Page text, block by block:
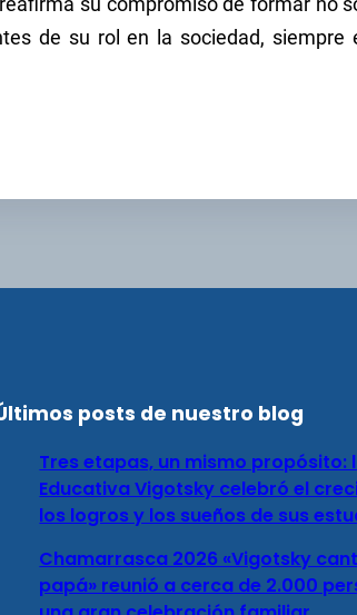
su compromiso de formar no
de su rol en la sociedad,
posts de nuestro blog
Tres etapas, un mismo propósito:
Educativa Vigotsky celebró el
los logros y los sueños de sus
Chamarrasca 2026 «Vigotsky
papá» reunió a cerca de 2.000